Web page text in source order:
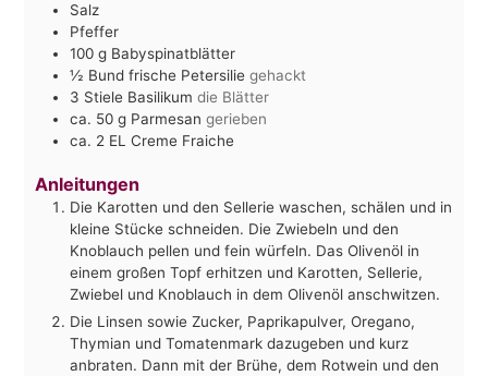
Salz
Pfeffer
100 g Babyspinatblätter
½ Bund frische Petersilie gehackt
3 Stiele Basilikum die Blätter
ca. 50 g Parmesan gerieben
ca. 2 EL Creme Fraiche
Anleitungen
Die Karotten und den Sellerie waschen, schälen und in
kleine Stücke schneiden. Die Zwiebeln und den
Knoblauch pellen und fein würfeln. Das Olivenöl in
einem großen Topf erhitzen und Karotten, Sellerie,
Zwiebel und Knoblauch in dem Olivenöl anschwitzen.
Die Linsen sowie Zucker, Paprikapulver, Oregano,
Thymian und Tomatenmark dazugeben und kurz
anbraten. Dann mit der Brühe, dem Rotwein und den